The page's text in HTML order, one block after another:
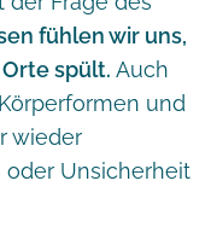
fühlen wir uns,
spült. Auch
und
wieder
oder Unsicherheit